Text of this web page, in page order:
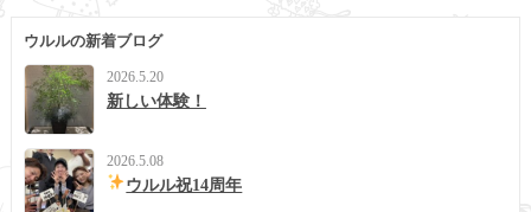
ウルルの新着ブログ
2026.5.20
新しい体験！
2026.5.08
ウルル祝14周年